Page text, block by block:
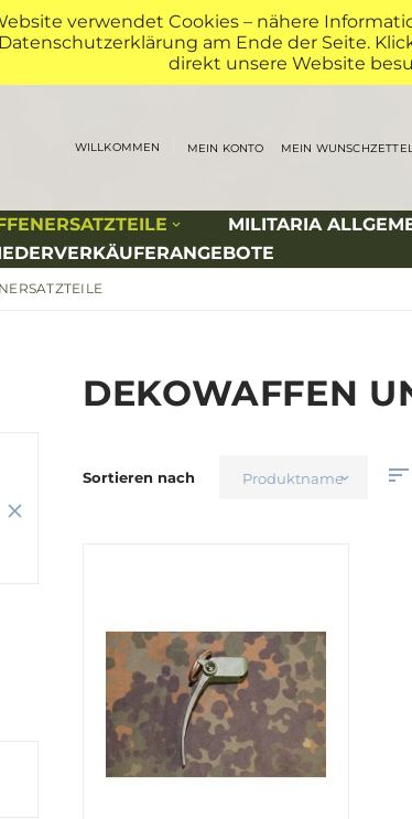
verwendet Cookies – nähere
am Ende der Seite.
direkt unsere Website
WILLKOMMEN MEIN KONTO MEIN WUNSCHZETTEL
MILITARIA
DEKOWAFFEN
Sortieren nach Produktname